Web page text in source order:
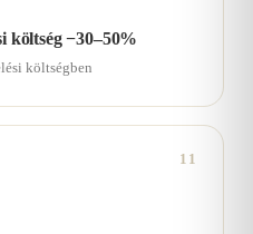
költség −30–50%
költségben
11